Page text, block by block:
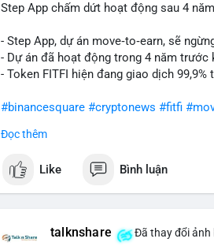
rút khỏi sàn với tần suất tăng, đó là tín
#9dot608btc #619kusd #vilanh
Step App chấm dứt hoạt động sau 4
- Step App, dự án move‑to‑earn, sẽ
- Dự án đã hoạt động trong 4 năm trước
- Token FITFI hiện đang giao dịch
#binancesquare #cryptonews #fitfi
$fitfi
#vlikevn #titanbot
Đọc thêm
Like Bình luận
talknshare Đã thay đổi ảnh